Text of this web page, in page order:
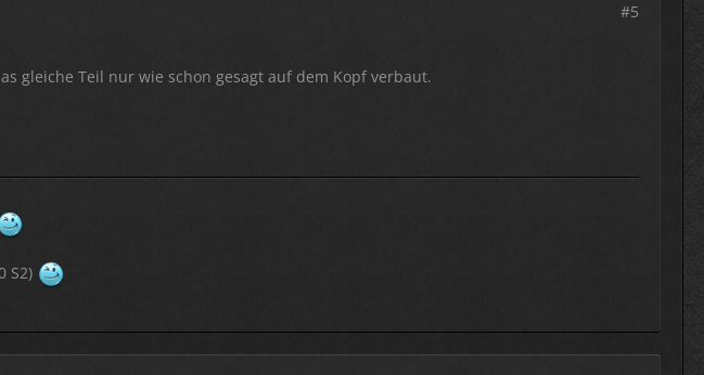
#5
gleiche Teil nur wie schon gesagt auf dem Kopf verbaut.
S2)